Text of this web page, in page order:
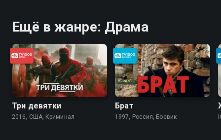
Ещё в жанре: Драма
Три девятки
2016, США, Криминал
Брат
1997, Россия, Боевик